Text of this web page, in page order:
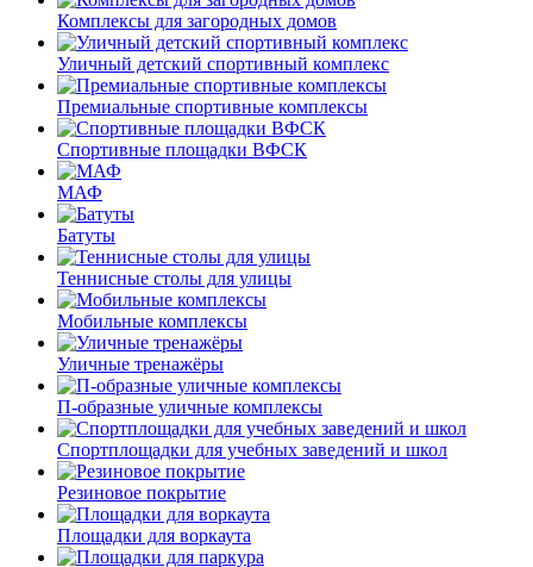
Комплексы для загородных домов
Уличный детский спортивный комплекс
Премиальные спортивные комплексы
Спортивные площадки ВФСК
МАФ
Батуты
Теннисные столы для улицы
Мобильные комплексы
Уличные тренажёры
П-образные уличные комплексы
Спортплощадки для учебных заведений и школ
Резиновое покрытие
Площадки для воркаута